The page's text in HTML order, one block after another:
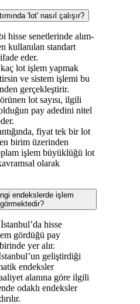
'lot' nasıl çalışır?
hisse senetlerinde alım-
kullanılan standart
eder.
lot işlem yapmak
ve sistem işlemi bu
gerçekleştirir.
lot sayısı, ilgili
pay adedini nitel
fiyat tek bir lot
birim üzerinden
işlem büyüklüğü lot
olarak
endekslerde işlem
görmektedir?
hisse
gördüğü pay
yer alır.
geliştirdiği
endeksler
alanına göre ilgili
odaklı endeksler